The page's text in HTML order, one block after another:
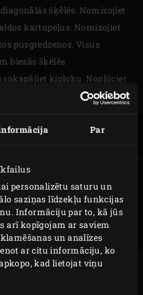
Par
personalizētu saturu un
saziņas līdzekļu funkcijas
Informāciju par to, kā jūs
arī kopīgojam ar saviem
un analīzes
ar citu informāciju, ko
kad lietojat viņu
šķēlēs. Nomizojiet
kartupeļus. Nomizojiet
pusgredzenos. Visus
biezās šķēlēs.
ķiploku. Noplūciet